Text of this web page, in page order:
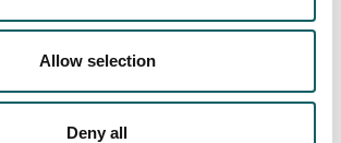
Allow selection
Deny all
DEL CURSO 2023-2024
DEL CURSO 2022-2023
DEL CURSO 2020-2021
DEL CURSO 2019-2020